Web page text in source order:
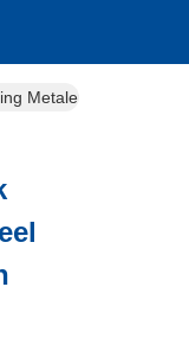
Metalen Frame